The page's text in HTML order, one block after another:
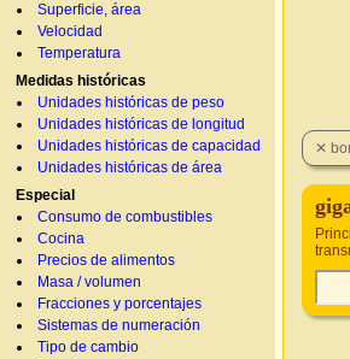
Superficie, área
Velocidad
Temperatura
Medidas históricas
Unidades históricas de peso
Unidades históricas de longitud
Unidades históricas de capacidad
Unidades históricas de área
Especial
Consumo de combustibles
Cocina
Precios de alimentos
Masa / volumen
Fracciones y porcentajes
Sistemas de numeración
Tipo de cambio